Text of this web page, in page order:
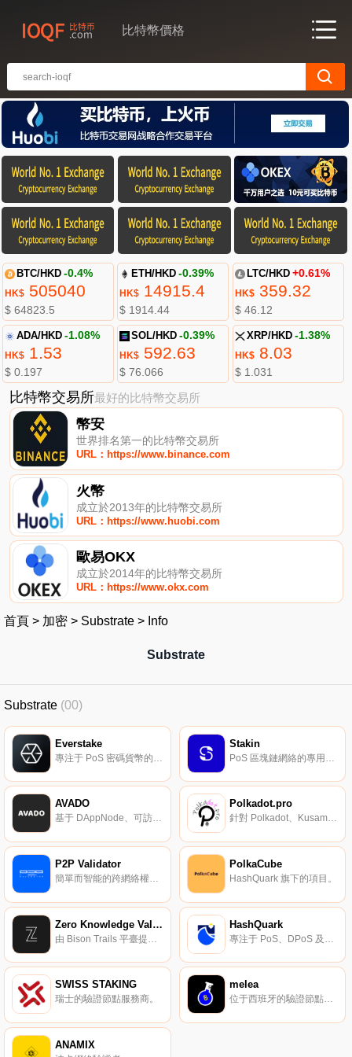
比特幣價格
BTC/HKD -0.4%
HK$505040
$ 64823.5
ETH/HKD -0.39%
HK$ 14915.4
$ 1914.44
LTC/HKD +0.61%
HK$359.32
$ 46.12
ADA/HKD -1.08%
HK$1.53
$ 0.197
SOL/HKD -0.39%
HK$ 592.63
$ 76.066
XRP/HKD -1.38%
HK$8.03
$ 1.031
比特幣交易所最好的比特幣交易所
幣安
世界排名第一的比特幣交易所
URL：https://www.binance.com
火幣
成立於2013年的比特幣交易所
URL：https://www.huobi.com
歐易OKX
成立於2014年的比特幣交易所
URL：https://www.okx.com
首頁 > 加密 > Substrate > Info
Substrate
Substrate (00)
Everstake Stakin
AVADO
基于 DAppNode、可訪問 Web3 的個人家庭服務器。
Polkadot.pro
針對 Polkadot、Kusama、Chainx 驗證節點服務。
P2P Validator
簡單而智能的跨網絡權益證明平臺。
PolkaCube
HashQuark 旗下的項目。
Zero Knowledge Validator HashQuark
SWISS STAKING
瑞士的驗證節點服務商。
melea
位于西班牙的驗證節點服務商。
ANAMIX